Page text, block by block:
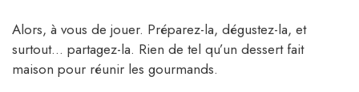
Alors, à vous de jouer. Préparez-la, dégustez-la, et
surtout… partagez-la. Rien de tel qu’un dessert fait
maison pour réunir les gourmands.